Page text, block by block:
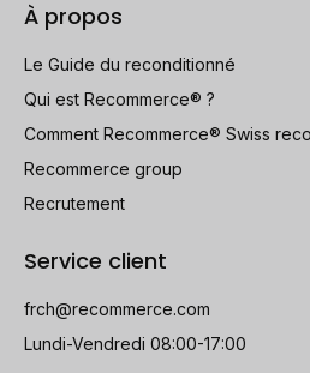
À propos
Le Guide du reconditionné
Qui est Recommerce® ?
Comment Recommerce® Swiss
Recommerce group
Recrutement
Service client
frch@recommerce.com
Lundi-Vendredi 08:00-17:00